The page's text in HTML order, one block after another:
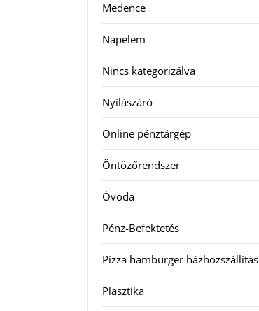
Medence
Napelem
Nincs kategorizálva
Nyílászáró
Online pénztárgép
Öntözőrendszer
Óvoda
Pénz-Befektetés
Pizza hamburger házhozszállítás
Plasztika